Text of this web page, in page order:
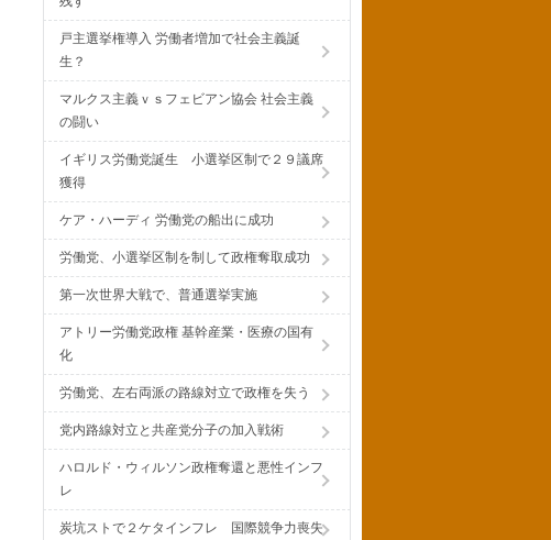
戸主選挙権導入 労働者増加で社会主義誕
生？
マルクス主義ｖｓフェビアン協会 社会主義
の闘い
イギリス労働党誕生 小選挙区制で２９議席
獲得
ケア・ハーディ 労働党の船出に成功
労働党、小選挙区制を制して政権奪取成功
第一次世界大戦で、普通選挙実施
アトリー労働党政権 基幹産業・医療の国有
化
労働党、左右両派の路線対立で政権を失う
党内路線対立と共産党分子の加入戦術
ハロルド・ウィルソン政権奪還と悪性インフ
レ
炭坑ストで２ケタインフレ 国際競争力喪失